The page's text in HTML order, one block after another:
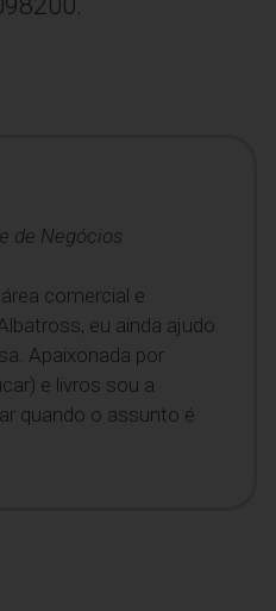
de Negócios
comercial e
eu ainda ajudo
Apaixonada por
e livros sou a
quando o assunto é